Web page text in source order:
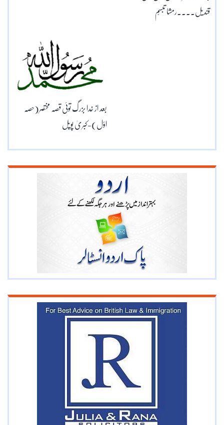
قندیل۔۔۔۔رمشا تبسّم
بعد از خدا بزرگ توئی قصہ مختصر(حصّہ
اوّل)-کبریٰ پوپل